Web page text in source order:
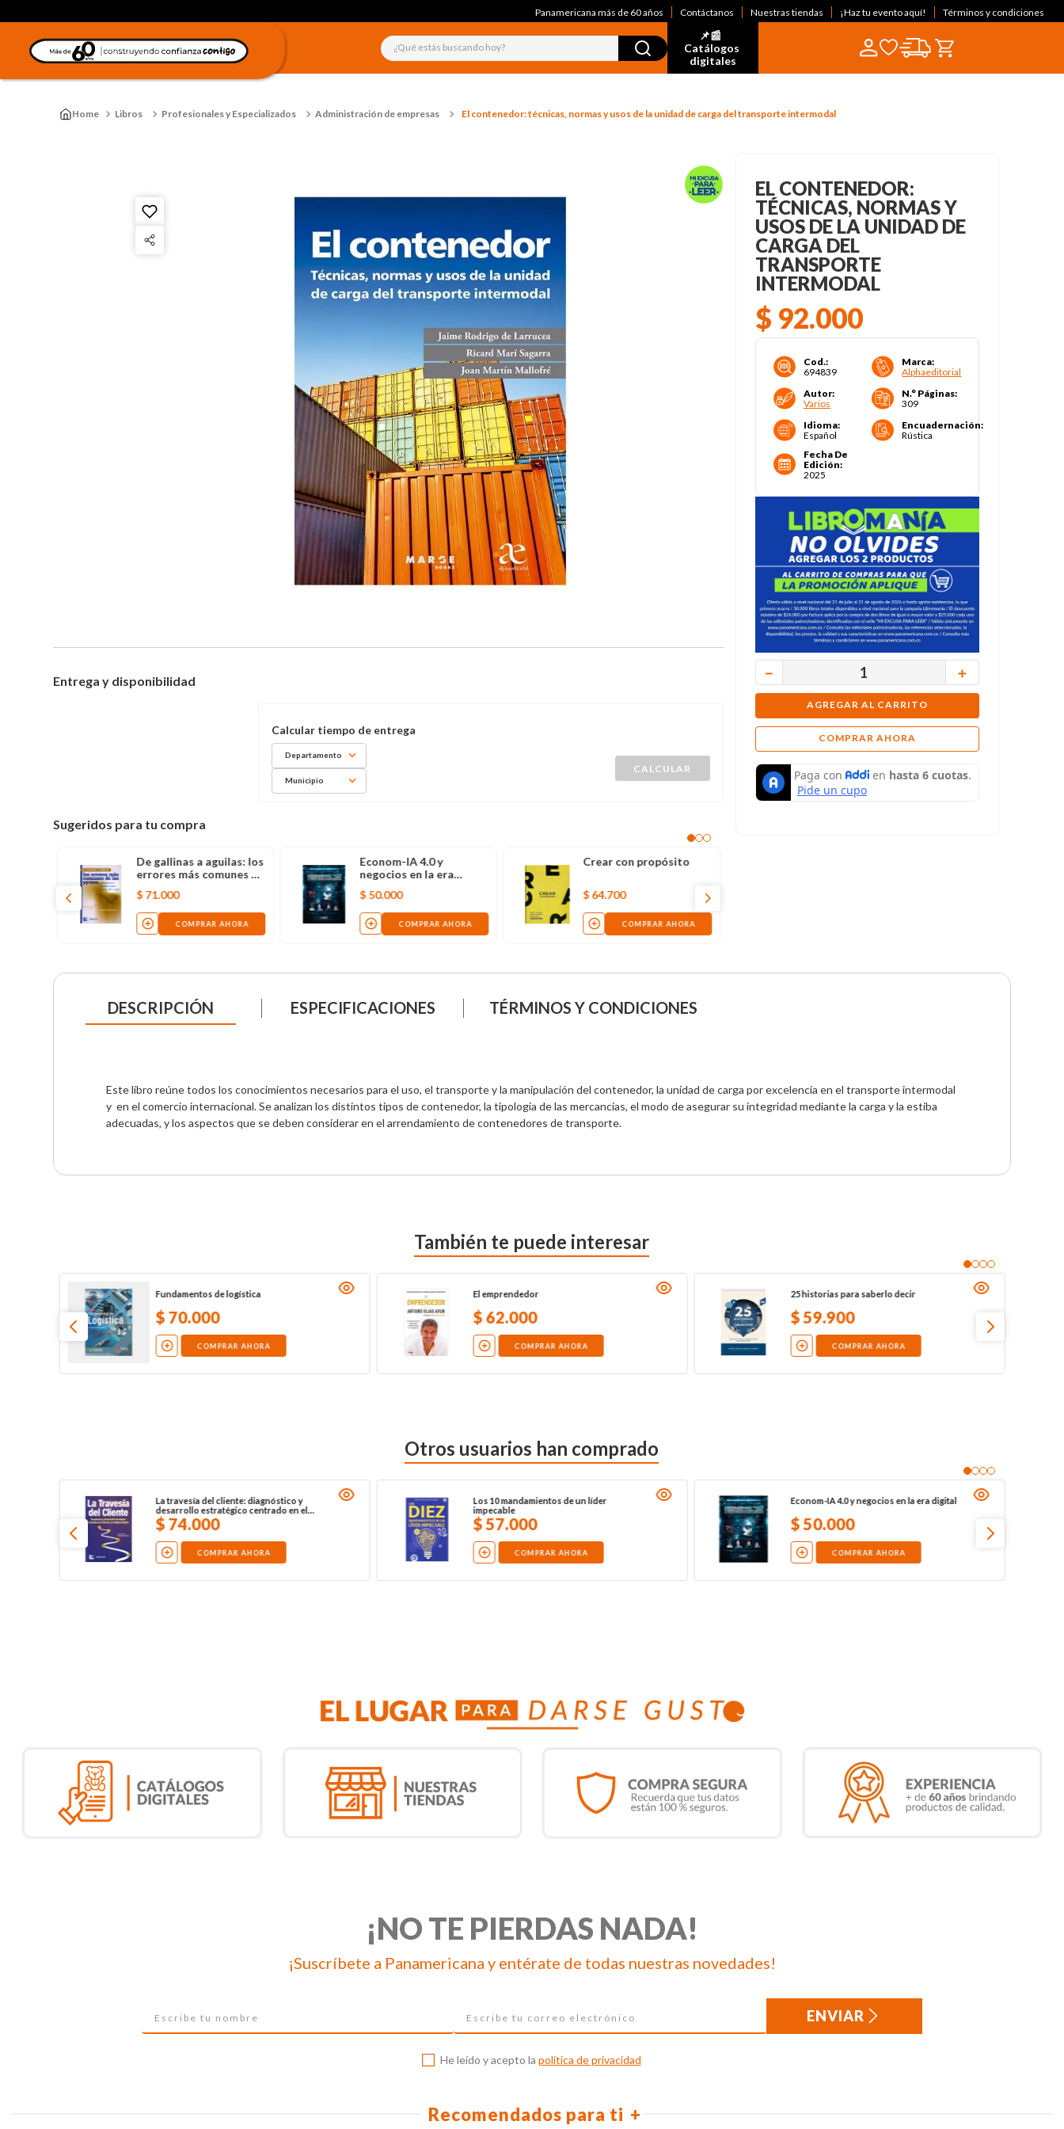
Panamericana más de 60 años Contáctanos Nuestras tiendas ¡Haz tu evento aquí! Términos y condiciones
¿Qué estás buscando hoy?
📌📰
Catálogos
digitales
Libros Profesionales y Especializados Administración de empresas El contenedor: técnicas, normas y usos de la unidad de carga del transporte intermodal
Entrega y disponibilidad
Departamento
Municipio
Sugeridos para tu compra
De gallinas a aguilas: los
errores más comunes de
las pymes, reflexiones y
acciones para ser de
alto vuelo
$ 71.000
COMPRAR AHORA
Econom-IA 4.0 y
negocios en la era
digital
$ 50.000
COMPRAR AHORA
Crear con propósito
$ 64.700
COMPRAR AHORA
EL CONTENEDOR:
TÉCNICAS, NORMAS Y
USOS DE LA UNIDAD DE
CARGA DEL
TRANSPORTE
INTERMODAL
$ 92.000
Cod.:
694839
Marca:
Alphaeditorial
Autor:
Varios
N.° Páginas:
309
Idioma:
Español
Encuadernación:
Rústica
Fecha De
Edición:
2025
＋
－
AGREGAR AL CARRITO
COMPRAR AHORA
DESCRIPCIÓN ESPECIFICACIONES TÉRMINOS Y CONDICIONES
Este libro reúne todos los conocimientos necesarios para el uso, el transporte y la manipulación del contenedor, la unidad de carga por excelencia en el transporte intermodal
y  en el comercio internacional. Se analizan los distintos tipos de contenedor, la tipología de las mercancías, el modo de asegurar su integridad mediante la carga y la estiba
adecuadas, y los aspectos que se deben considerar en el arrendamiento de contenedores de transporte.
También te puede interesar
Fundamentos de logística
$70.000
COMPRAR AHORA
El emprendedor
$62.000
COMPRAR AHORA
25 historias para saberlo decir
$59.900
COMPRAR AHORA
Otros usuarios han comprado
La travesía del cliente: diagnóstico y
desarrollo estratégico centrado en el
cliente, en el mundo digital
$74.000
COMPRAR AHORA
Los 10 mandamientos de un líder
impecable
$57.000
COMPRAR AHORA
Econom-IA 4.0 y negocios en la era digital
$50.000
COMPRAR AHORA
¡NO TE PIERDAS NADA!
¡Suscríbete a Panamericana y entérate de todas nuestras novedades!
ENVIAR
He leído y acepto la política de privacidad
Recomendados para ti